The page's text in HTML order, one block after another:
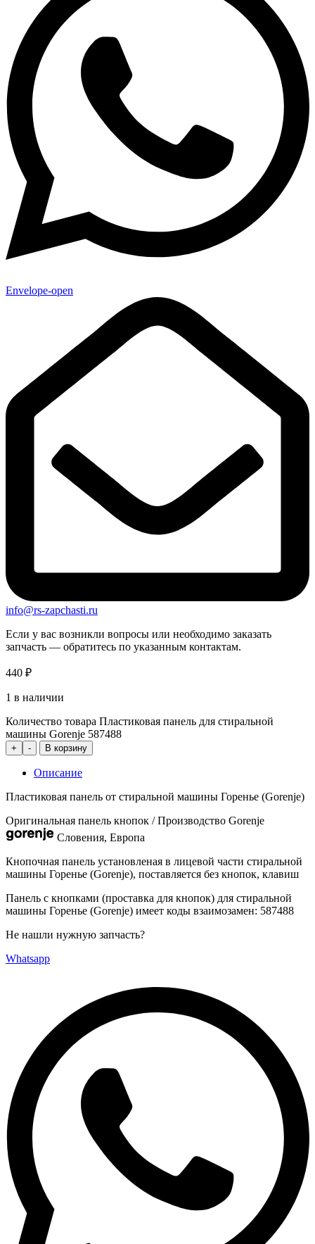
Envelope-open
info@rs-zapchasti.ru
Если у вас возникли вопросы или необходимо заказать
запчасть — обратитесь по указанным контактам.
440 ₽
1 в наличии
Количество товара Пластиковая панель для стиральной
машины Gorenje 587488
+ - В корзину
Описание
Пластиковая панель от стиральной машины Горенье (Gorenje)
Оригинальная панель кнопок / Производство Gorenje
Словения, Европа
Кнопочная панель установленая в лицевой части стиральной
машины Горенье (Gorenje), поставляется без кнопок, клавиш
Панель с кнопками (проставка для кнопок) для стиральной
машины Горенье (Gorenje) имеет коды взаимозамен: 587488
Не нашли нужную запчасть?
Whatsapp